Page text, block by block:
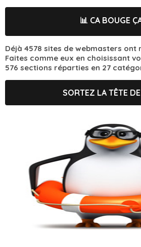
📊 CA BOUGE
Déjà 4578 sites de webmasters ont
Faites comme eux en choisissant
576 sections réparties en 27
SORTEZ LA TÊTE